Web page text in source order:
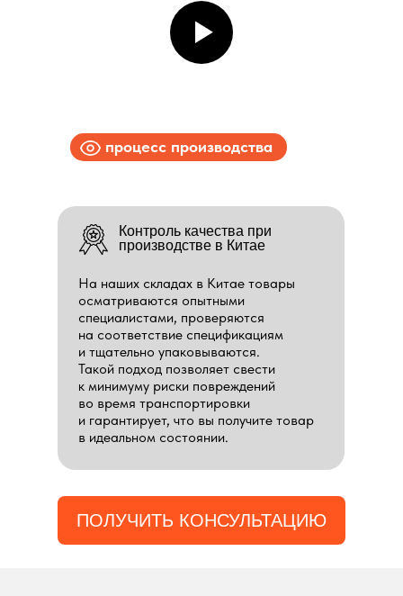
Контроль качества при
производстве в Китае
На наших складах в Китае товары
осматриваются опытными
специалистами, проверяются
на соответствие спецификациям
и тщательно упаковываются.
Такой подход позволяет свести
к минимуму риски повреждений
во время транспортировки
и гарантирует, что вы получите товар
в идеальном состоянии.
процесс производства
ПОЛУЧИТЬ КОНСУЛЬТАЦИЮ